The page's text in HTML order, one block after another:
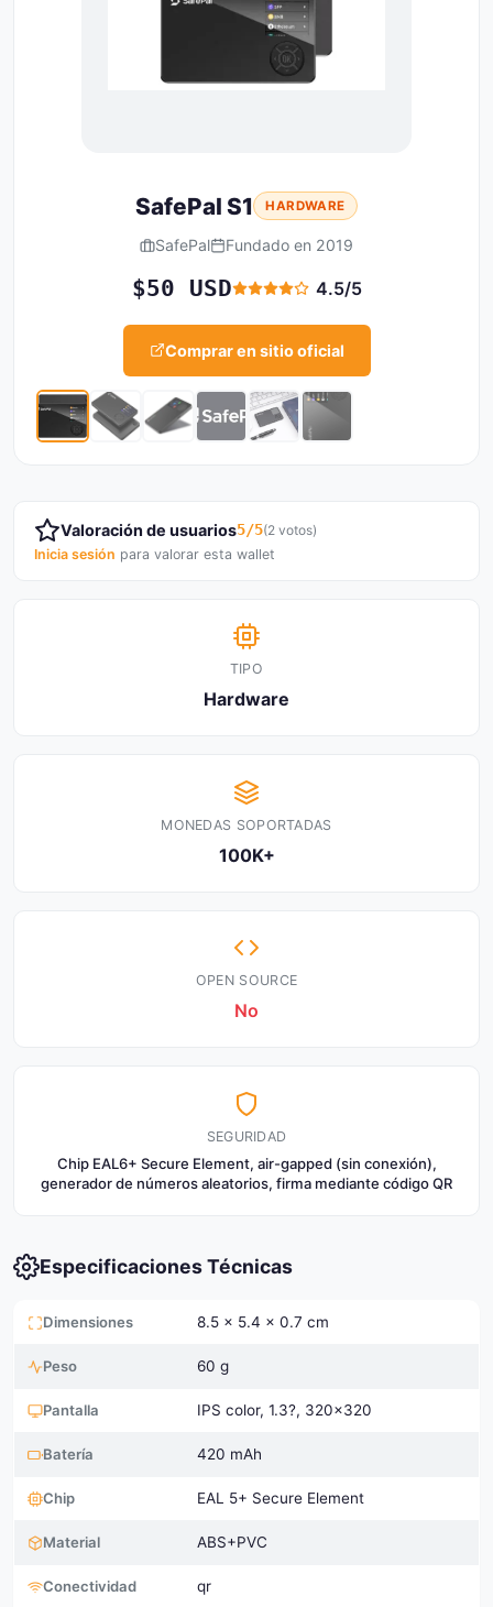
SafePal S1 HARDWARE
SafePal Fundado en 2019
$50 USD 4.5/5
Comprar en sitio oficial
Valoración de usuarios5/5(2 votos)
Inicia sesión para valorar esta wallet
TIPO
Hardware
MONEDAS SOPORTADAS
100K+
OPEN SOURCE
No
SEGURIDAD
Chip EAL6+ Secure Element, air-gapped (sin conexión),
generador de números aleatorios, firma mediante código QR
Especificaciones Técnicas
Dimensiones 8.5 x 5.4 x 0.7 cm
Peso 60 g
Pantalla IPS color, 1.3?, 320x320
Batería 420 mAh
Chip EAL 5+ Secure Element
Material ABS+PVC
Conectividad qr